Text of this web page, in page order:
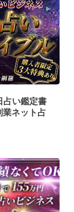
占い鑑定書
ネット占